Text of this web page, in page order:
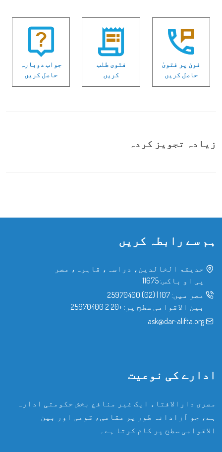
فون پر فتویٰ
حاصل کریں
فتوی طلب
کریں
جواب دوبارہ
حاصل کریں
زیادہ تجویز کردہ
ہم سے رابطہ کریں
حدیقۃ الخالدین، دراسہ، قاہرہ، مصر
پی او باکس: 11675
مصر میں: 107
|
(02) 25970400
بین الاقوامی سطح پر: +20 2 25970400
ask@dar-alifta.org
ادارے کی نوعیت
مصری دارالافتاء ایک غیر منافع بخش حکومتی ادارہ
ہے، جو آزادانہ طور پر مقامی، قومی اور بین
الاقوامی سطح پر کام کرتا ہے۔